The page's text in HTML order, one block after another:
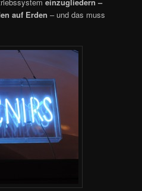
auf Erden – und das muss